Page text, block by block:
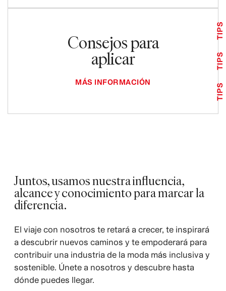
Consejos para
aplicar
MÁS INFORMACIÓN
TIPS
TIPS
TIPS
Juntos, usamos nuestra influencia,
alcance y conocimiento para marcar la
diferencia.
El viaje con nosotros te retará a crecer, te inspirará
a descubrir nuevos caminos y te empoderará para
contribuir una industria de la moda más inclusiva y
sostenible. Únete a nosotros y descubre hasta
dónde puedes llegar.